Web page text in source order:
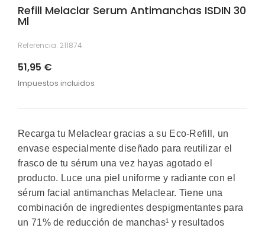
Refill Melaclar Serum Antimanchas ISDIN 30
Ml
Referencia: 211874
51,95 €
Impuestos incluidos
Recarga tu Melaclear gracias a su Eco-Refill, un
envase especialmente diseñado para reutilizar el
frasco de tu sérum una vez hayas agotado el
producto. Luce una piel uniforme y radiante con el
sérum facial antimanchas Melaclear. Tiene una
combinación de ingredientes despigmentantes para
un 71% de reducción de manchas¹ y resultados